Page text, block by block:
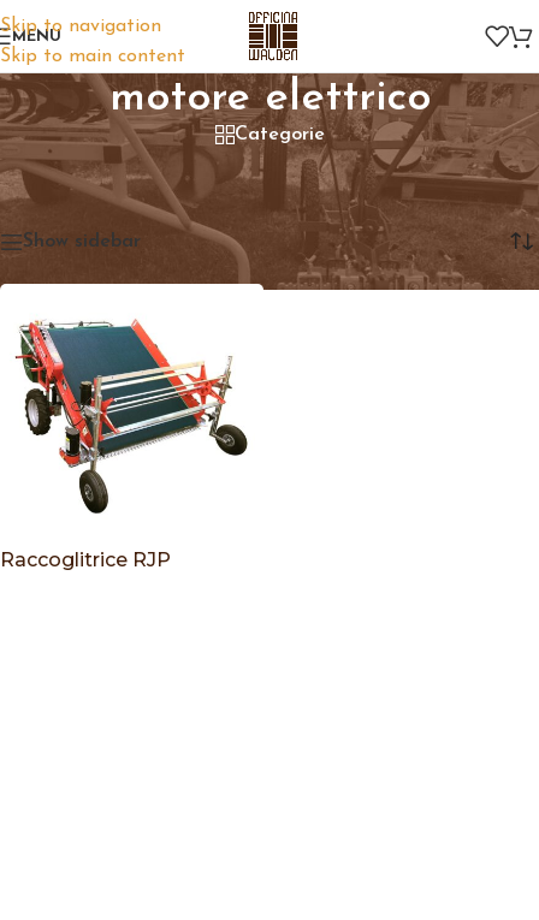
Skip to navigation
Skip to main content
MENU
motore elettrico
Categorie
Home/Prodotti taggati “motore elettrico”
Visualizzazione del risultato
Show sidebar
Raccoglitrice RJP